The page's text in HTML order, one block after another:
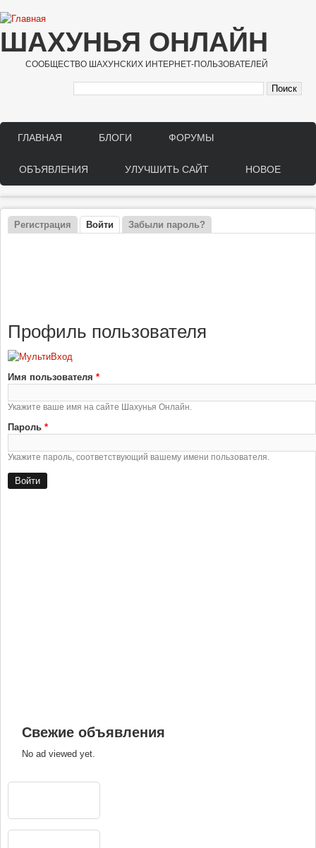
Перейти к основному содержанию
ШАХУНЬЯ ОНЛАЙН
СООБЩЕСТВО ШАХУНСКИХ ИНТЕРНЕТ-ПОЛЬЗОВАТЕЛЕЙ
Main menu
ГЛАВНАЯ БЛОГИ ФОРУМЫ
ОБЪЯВЛЕНИЯ УЛУЧШИТЬ САЙТ НОВОЕ
Главные вкладки
Регистрация Войти (активная вкладка)
Забыли пароль?
Профиль пользователя
Имя пользователя *
Укажите ваше имя на сайте Шахунья Онлайн.
Пароль *
Укажите пароль, соответствующий вашему имени пользователя.
Свежие объявления
No ad viewed yet.